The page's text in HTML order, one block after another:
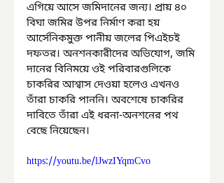
এগিয়ে আসে জমিদানের জন্য। প্রায় ৪০
বিঘা জমির উপর নির্মাণ করা হয়
আর্সেনিকমুক্ত পানীয় জলের পিএইচই
দফতর। অনশনকারীদের অভিযোগ, জমি
দানের বিনিময়ে ওই পরিবারগুলিকে
চাকরির আশ্বাস দেওয়া হলেও এখনও
তাঁরা চাকরি পাননি। অবশেষে চাকরির
দাবিতে তাঁরা এই ধরনা-অনশনের পথ
বেছে নিয়েছেন।
https://youtu.be/lJwzIYqmCvo